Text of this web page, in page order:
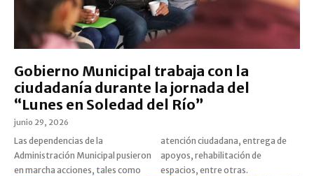
Gobierno Municipal trabaja con la
ciudadanía durante la jornada del
“Lunes en Soledad del Río”
junio 29, 2026
Las dependencias de la
Administración Municipal pusieron
en marcha acciones, tales como
atención ciudadana, entrega de
apoyos, rehabilitación de
espacios, entre otras.